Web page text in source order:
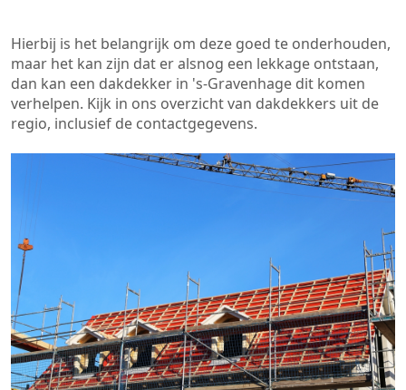
Hierbij is het belangrijk om deze goed te onderhouden,
maar het kan zijn dat er alsnog een lekkage ontstaan,
dan kan een dakdekker in 's-Gravenhage dit komen
verhelpen. Kijk in ons overzicht van dakdekkers uit de
regio, inclusief de contactgegevens.